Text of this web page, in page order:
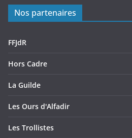
Nos partenaires
FFJdR
Hors Cadre
La Guilde
Les Ours d'Alfadir
Les Trollistes